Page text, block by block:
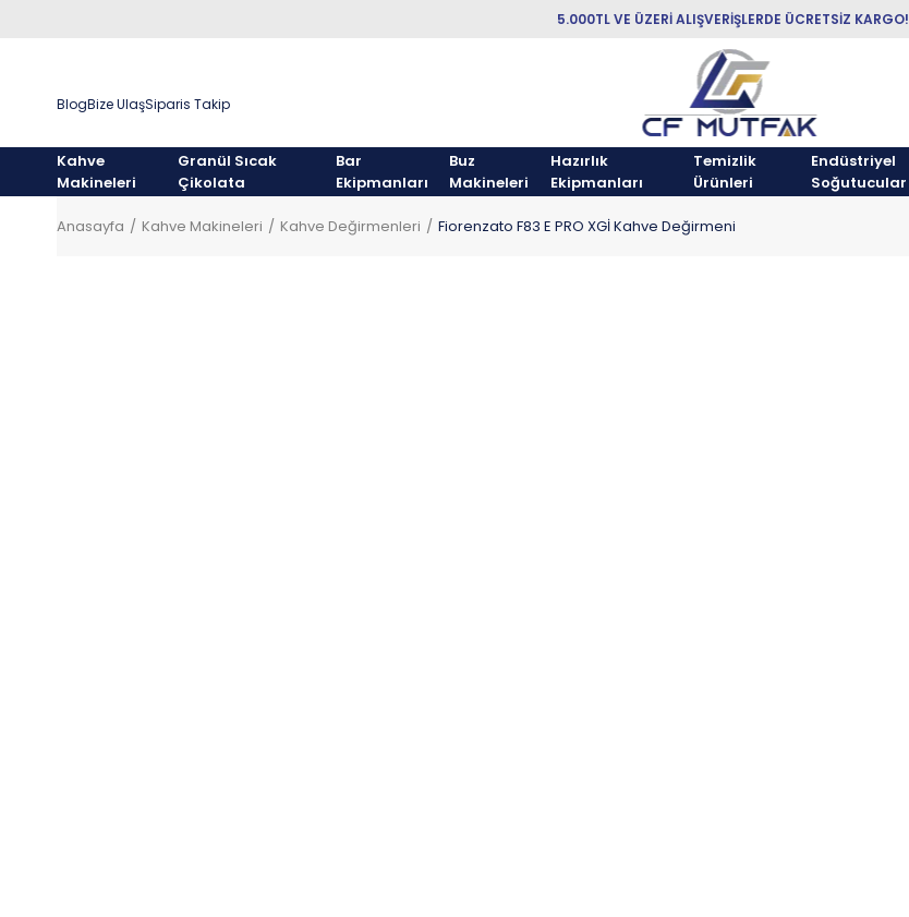
5.000TL VE ÜZERİ ALIŞVERİŞLERDE ÜCRETSİZ KARGO!
BlogBize UlaşSiparis Takip
Kahve
Makineleri
Granül Sıcak
Çikolata
Bar
Ekipmanları
Buz
Makineleri
Hazırlık
Ekipmanları
Temizlik
Ürünleri
Endüstriyel
Soğutucular
Anasayfa Kahve Makineleri Kahve Değirmenleri Fiorenzato F83 E PRO XGİ Kahve Değirmeni